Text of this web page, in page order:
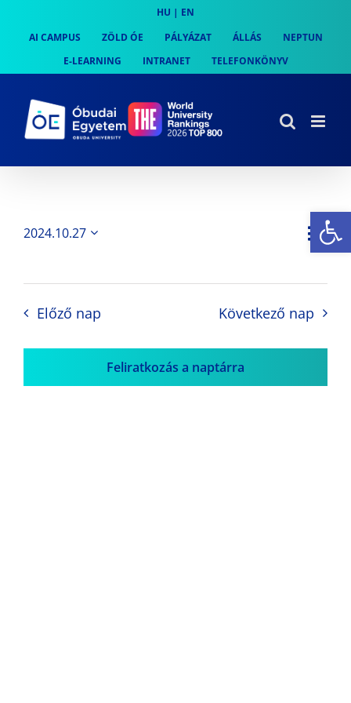
content
HU | EN
AI CAMPUS
ZÖLD ÓE PÁLYÁZAT ÁLLÁS
NEPTUN
E-LEARNING
INTRANET TELEFONKÖNYV
Nap
2024.10.27
Előző nap Következő nap
Feliratkozás a naptárra